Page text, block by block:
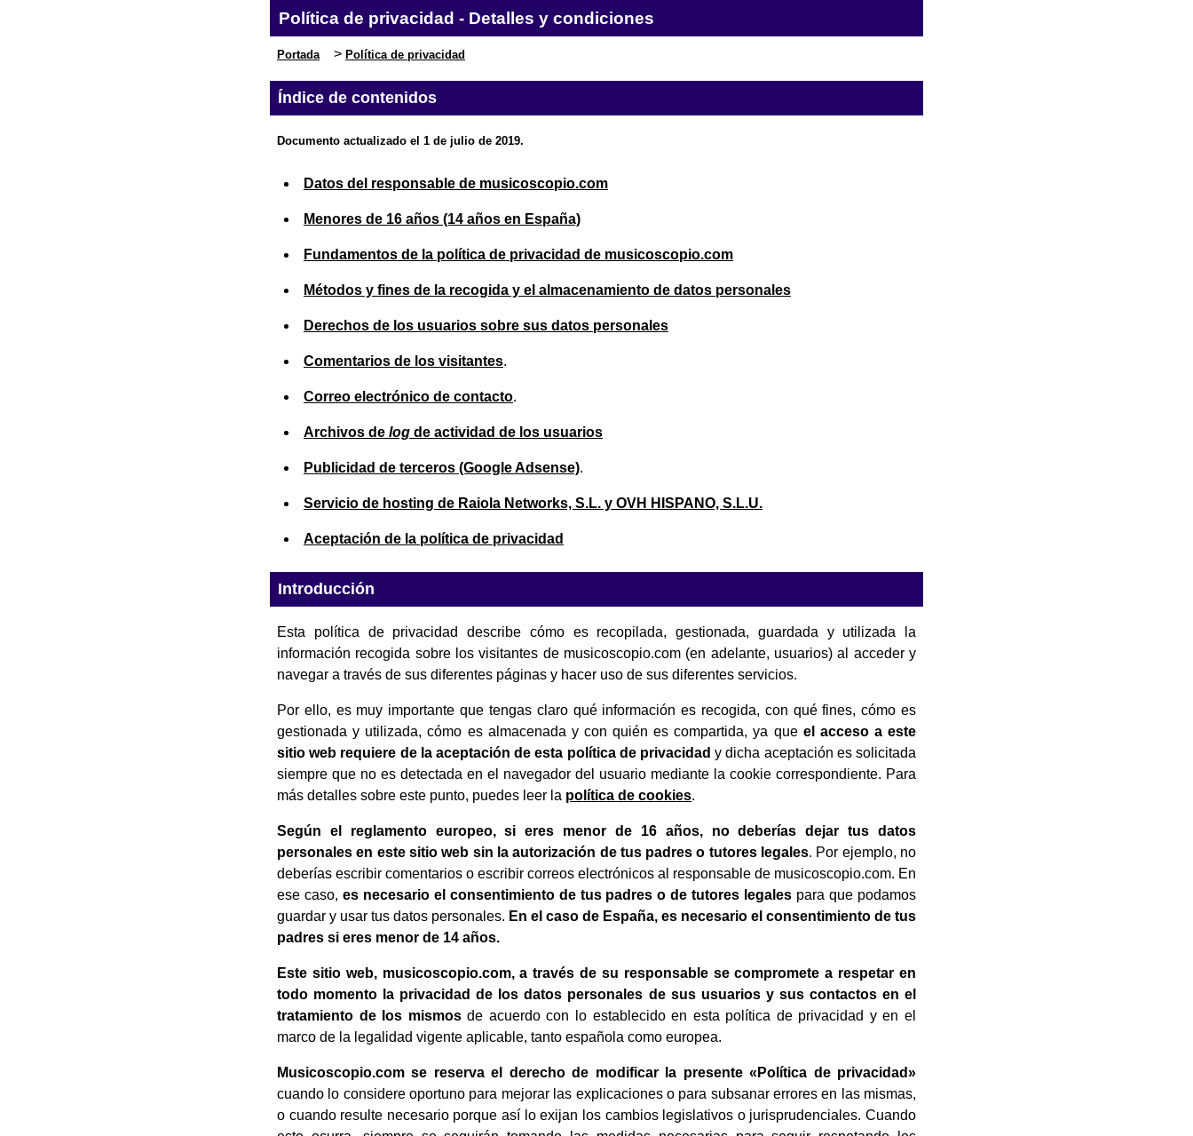
Política de privacidad - Detalles y condiciones
Portada > Política de privacidad
Índice de contenidos
Documento actualizado el 1 de julio de 2019.
Datos del responsable de musicoscopio.com
Menores de 16 años (14 años en España)
Fundamentos de la política de privacidad de musicoscopio.com
Métodos y fines de la recogida y el almacenamiento de datos personales
Derechos de los usuarios sobre sus datos personales
Comentarios de los visitantes.
Correo electrónico de contacto.
Archivos de log de actividad de los usuarios
Publicidad de terceros (Google Adsense).
Servicio de hosting de Raiola Networks, S.L. y OVH HISPANO, S.L.U.
Aceptación de la política de privacidad
Introducción
Esta política de privacidad describe cómo es recopilada, gestionada, guardada y utilizada la
información recogida sobre los visitantes de musicoscopio.com (en adelante, usuarios) al acceder y
navegar a través de sus diferentes páginas y hacer uso de sus diferentes servicios.
Por ello, es muy importante que tengas claro qué información es recogida, con qué fines, cómo es
gestionada y utilizada, cómo es almacenada y con quién es compartida, ya que el acceso a este
sitio web requiere de la aceptación de esta política de privacidad y dicha aceptación es solicitada
siempre que no es detectada en el navegador del usuario mediante la cookie correspondiente. Para
más detalles sobre este punto, puedes leer la política de cookies.
Según el reglamento europeo, si eres menor de 16 años, no deberías dejar tus datos
personales en este sitio web sin la autorización de tus padres o tutores legales. Por ejemplo, no
deberías escribir comentarios o escribir correos electrónicos al responsable de musicoscopio.com. En
ese caso, es necesario el consentimiento de tus padres o de tutores legales para que podamos
guardar y usar tus datos personales. En el caso de España, es necesario el consentimiento de tus
padres si eres menor de 14 años.
Este sitio web, musicoscopio.com, a través de su responsable se compromete a respetar en
todo momento la privacidad de los datos personales de sus usuarios y sus contactos en el
tratamiento de los mismosde acuerdo con lo establecido en esta política de privacidad y en el
marco de la legalidad vigente aplicable, tanto española como europea.
Musicoscopio.com se reserva el derecho de modificar la presente «Política de privacidad»
cuando lo considere oportuno para mejorar las explicaciones o para subsanar errores en las mismas,
o cuando resulte necesario porque así lo exijan los cambios legislativos o jurisprudenciales. Cuando